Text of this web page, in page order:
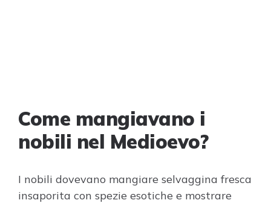
Come mangiavano i
nobili nel Medioevo?
I nobili dovevano mangiare selvaggina fresca
insaporita con spezie esotiche e mostrare